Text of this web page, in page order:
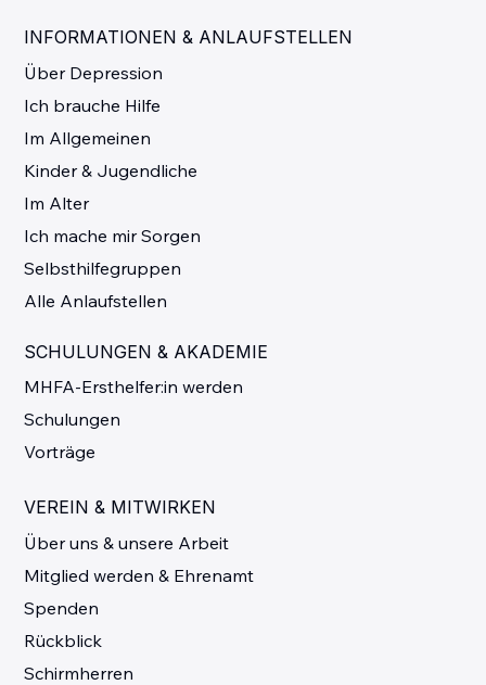
INFORMATIONEN & ANLAUFSTELLEN
Über Depression
Ich brauche Hilfe
Im Allgemeinen
Kinder & Jugendliche
Im Alter
Ich mache mir Sorgen
Selbsthilfegruppen
Alle Anlaufstellen
SCHULUNGEN & AKADEMIE
MHFA-Ersthelfer:in werden
Schulungen
Vorträge
VEREIN & MITWIRKEN
Über uns & unsere Arbeit
Mitglied werden & Ehrenamt
Spenden
Rückblick
Schirmherren